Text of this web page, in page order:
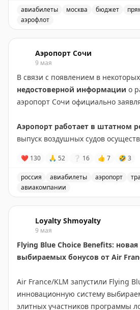
правилам (ФАП-82).
❗️Перед выездом в аэропорт
статус рейса с помощью онлайн-
необходимости обращаться в
авиакомпаний.
Оперативный штаб, созданный на
Виталия Савельева, продолжает
Минтранс в
https://samokatus.ru/bangkok
авиабилеты москва бюджет
аэрофлот
Аэропорт Сочи
9 мая
В связи с появлением в
недостоверной информации о
аэропорт Сочи официально
Аэропорт работает в штатном
выпуск воздушных судов
вводимых 8 мая.
✈️На текущий момент обслужено
64 рейса на прилет.
Просим представителей СМИ и
источникахи не распространять
некорректные сведения,
✈️Текущая обстановкав
❤ 130 🙏 52 ❔ 16 👍 7 🤣 3
россия авиабилеты аэропорт
авиакомпании
Loyalty Shmoyalty
9 мая
Flying Blue Choice Benefits:
выбираемых бонусов от Air
Air France/KLM запустили Flying
инновационную систему
элитных участников программы